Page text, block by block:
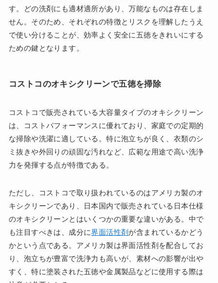
す。どの洗剤にも適材適所があり、万能なものは存在しま
せん。そのため、それぞれの特徴とリスクを理解したうえ
で使い分けることが、効率よく安全に五徳をきれいにする
ための鍵となります。
コストコのオキシクリーンで五徳を掃除
コストコで販売されている大容量タイプのオキシクリーン
は、コストパフォーマンスに優れており、家庭での定期的
な掃除や洗濯に適している。特に泡立ちが良く、衣類のシ
ミ抜きや外回りの頑固な汚れなど、広範な用途で高い洗浄
力を発揮する点が特徴である。
ただし、コストコで取り扱われているのはアメリカ製のオ
キシクリーンであり、日本国内で販売されている日本仕様
のオキシクリーンとはいくつかの重要な違いがある。中で
も注目すべきは、成分に界面活性剤 が含まれているかどう
かという点である。アメリカ製は界面活性剤を配合してお
り、泡立ちが豊富で洗浄力も高いが、素材への影響が出や
すく、特に塗装された五徳や金属製品などに使用する際は